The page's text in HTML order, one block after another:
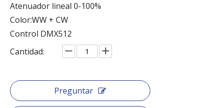
Atenuador lineal 0-100%
Color:WW + CW
Control DMX512
Cantidad:
Preguntar